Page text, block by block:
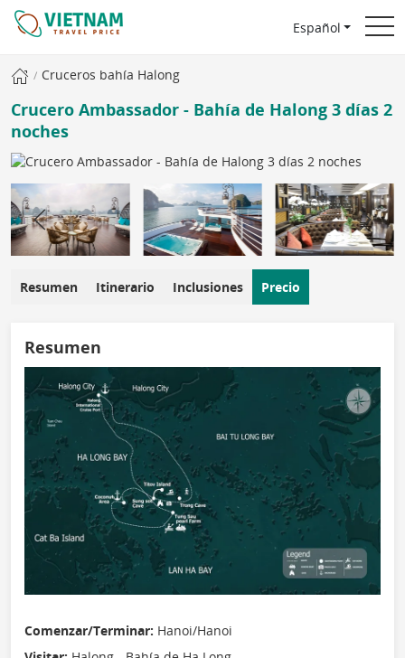
Español
Cruceros bahía Halong
Crucero Ambassador - Bahía de Halong 3 días 2
noches
Resumen Itinerario Inclusiones Precio
Resumen
Comenzar/Terminar: Hanoi/Hanoi